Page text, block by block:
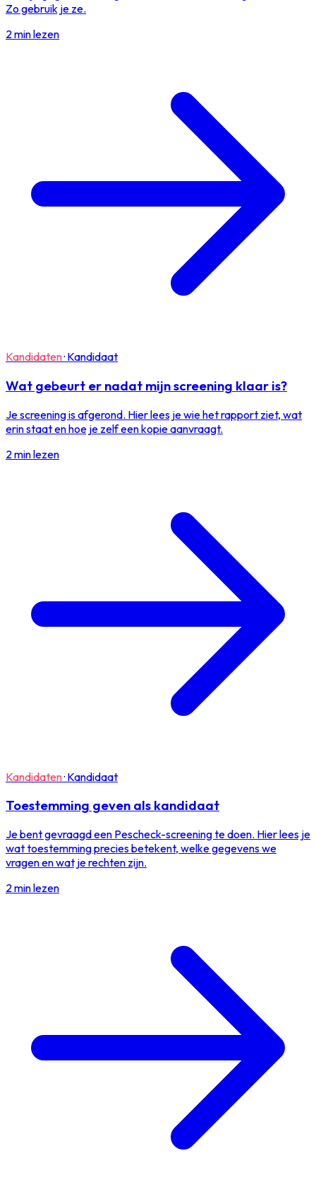
Zo gebruik je ze.
2 min lezen
Kandidaten· Kandidaat
Wat gebeurt er nadat mijn screening klaar is?
Je screening is afgerond. Hier lees je wie het rapport ziet, wat
erin staat en hoe je zelf een kopie aanvraagt.
2 min lezen
Kandidaten· Kandidaat
Toestemming geven als kandidaat
Je bent gevraagd een Pescheck-screening te doen. Hier lees je
wat toestemming precies betekent, welke gegevens we
vragen en wat je rechten zijn.
2 min lezen